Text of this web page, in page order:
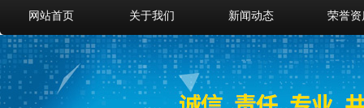
网站首页 关于我们 新闻动态 荣誉资